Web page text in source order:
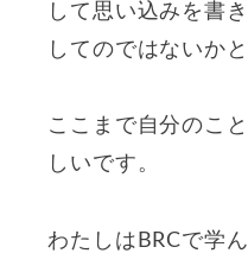
して思い込みを書
してのではないか
ここまで自分のこ
しいです。
わたしはBRCで学